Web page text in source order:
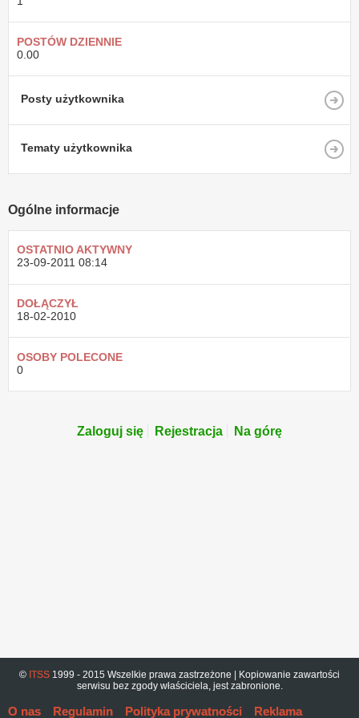
POSTÓW DZIENNIE
0.00
Posty użytkownika
Tematy użytkownika
Ogólne informacje
OSTATNIO AKTYWNY
23-09-2011 08:14
DOŁĄCZYŁ
18-02-2010
OSOBY POLECONE
0
Zaloguj się Rejestracja Na górę
© ITSS 1999 - 2015 Wszelkie prawa zastrzeżone | Kopiowanie zawartości
serwisu bez zgody właściciela, jest zabronione.
O nas Regulamin Polityka prywatności Reklama